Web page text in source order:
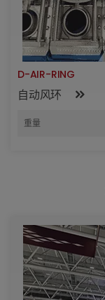
D-AIR-RING
自动风环
重量